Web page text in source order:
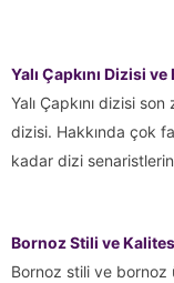
Yalı Çapkını Dizisi
Yalı Çapkını dizisi
dizisi. Hakkında çok
kadar dizi
Bornoz Stili ve
Bornoz stili ve bornoz